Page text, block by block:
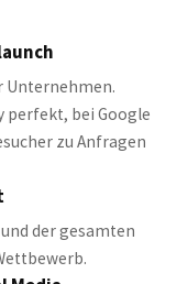
Unternehmen.
perfekt, bei Google
zu Anfragen
der gesamten